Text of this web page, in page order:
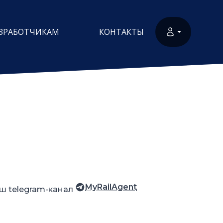
КОНТАКТЫ
telegram-канал MyRailAgent